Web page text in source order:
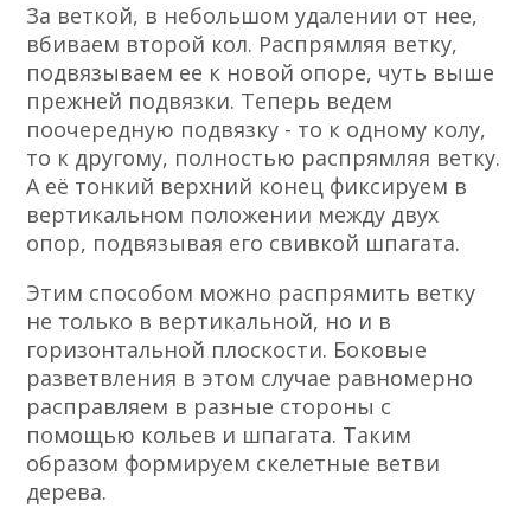
За веткой, в небольшом удалении от нее,
вбиваем второй кол. Распрямляя ветку,
подвязываем ее к новой опоре, чуть выше
прежней подвязки. Теперь ведем
поочередную подвязку - то к одному колу,
то к другому, полностью распрямляя ветку.
А её тонкий верхний конец фиксируем в
вертикальном положении между двух
опор, подвязывая его свивкой шпагата.
Этим способом можно распрямить ветку
не только в вертикальной, но и в
горизонтальной плоскости. Боковые
разветвления в этом случае равномерно
расправляем в разные стороны с
помощью кольев и шпагата. Таким
образом формируем скелетные ветви
дерева.